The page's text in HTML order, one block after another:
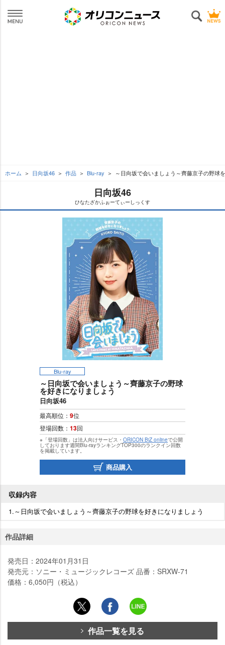
ホーム 日向坂46 作品 Blu-ray ～日向坂で会いましょう～齊藤京子の野球
日向坂46
ひなたざかふぉーてぃーしっくす
Blu-ray
～日向坂で会いましょう～齊藤京子の野球
を好きになりましょう
日向坂46
最高順位： 9位
登場回数： 13回
※「登場回数」は法人向けサービス・ ORICON BiZ onlineで公開
しております週間Blu-rayランキングTOP300のランクイン回数
を掲載しています。
商品購入
収録内容
1.～日向坂で会いましょう～齊藤京子の野球を好きになりましょう
作品詳細
発売日：2024年01月31日
発売元：ソニー・ミュージックレコーズ 品番：SRXW-71
価格：6,050円（税込）
作品一覧を見る